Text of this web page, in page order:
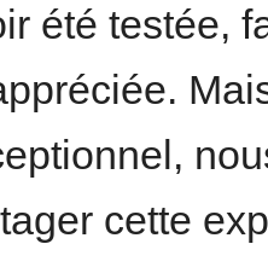
été testée,
cette